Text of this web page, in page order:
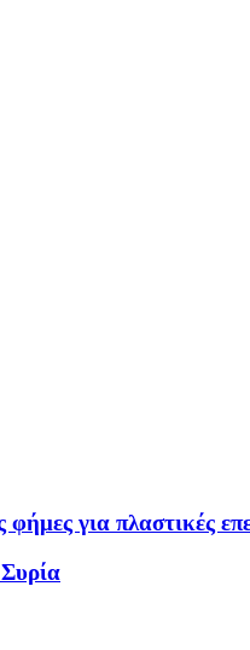
για πλαστικές